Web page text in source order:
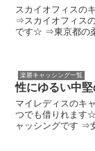
スカイオフィスの
⇒スカイオフィス
です☆ ⇒東京都の
楽勝キャッシング一覧
性にゆるい中堅
マイレディスのキ
つでも借りれます
ャッシングです ⇒